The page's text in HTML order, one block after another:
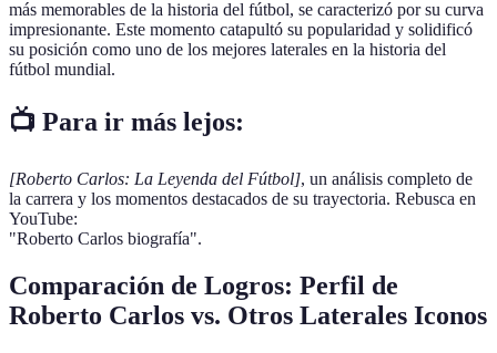
más memorables de la historia del fútbol, se caracterizó por su curva
impresionante. Este momento catapultó su popularidad y solidificó
su posición como uno de los mejores laterales en la historia del
fútbol mundial.
📺 Para ir más lejos:
[Roberto Carlos: La Leyenda del Fútbol], un análisis completo de
la carrera y los momentos destacados de su trayectoria. Rebusca en
YouTube:
"Roberto Carlos biografía".
Comparación de Logros: Perfil de
Roberto Carlos vs. Otros Laterales Iconos